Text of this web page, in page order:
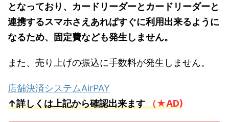
となっており、カードリーダーとカードリーダーと
連携するスマホさえあればすぐに利用出来るように
なるため、固定費なども発生しません。
また、売り上げの振込に手数料が発生しません。
店舗決済システムAirPAY
↑詳しくは上記から確認出来ます（★AD)